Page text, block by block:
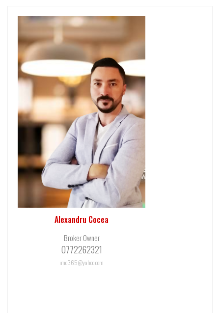
Alexandru Cocea
Broker Owner
0772262321
imo365@yahoo.com